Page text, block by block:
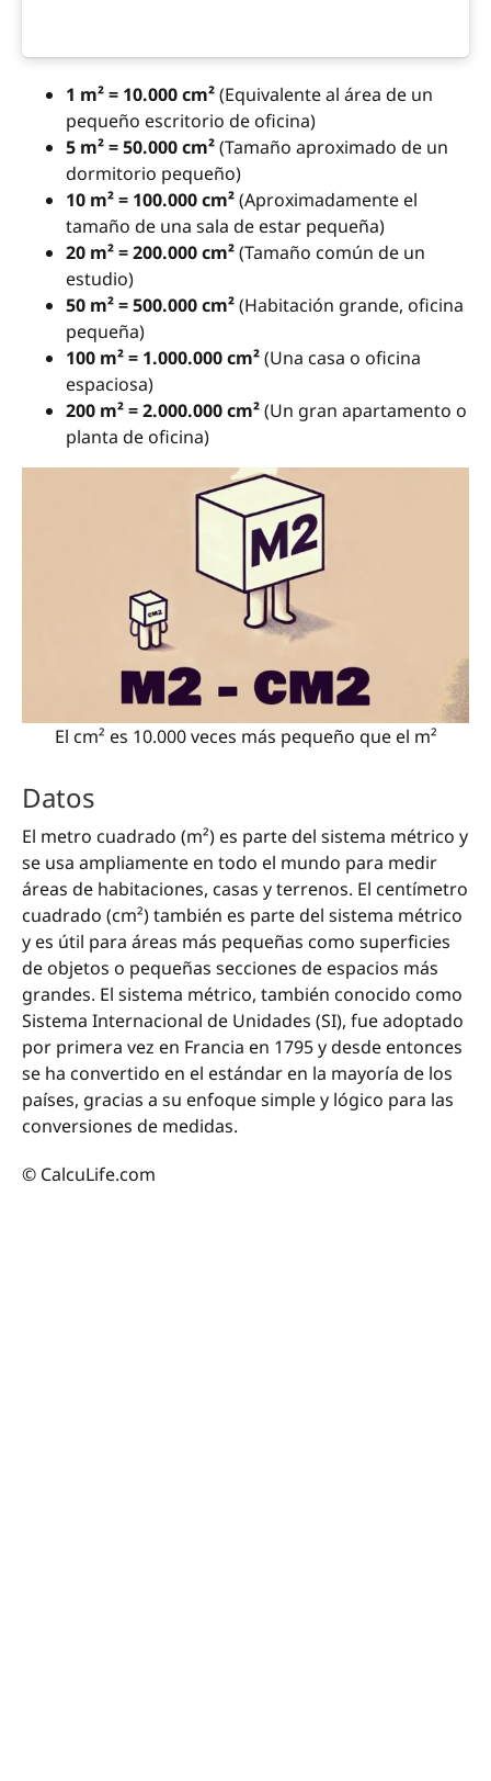
1 m² = 10.000 cm²(Equivalente al área de un
pequeño escritorio de oficina)
5 m² = 50.000 cm²(Tamaño aproximado de un
dormitorio pequeño)
10 m² = 100.000 cm²(Aproximadamente el
tamaño de una sala de estar pequeña)
20 m² = 200.000 cm²(Tamaño común de un
estudio)
50 m² = 500.000 cm²(Habitación grande, oficina
pequeña)
100 m² = 1.000.000 cm²(Una casa o oficina
espaciosa)
200 m² = 2.000.000 cm²(Un gran apartamento o
planta de oficina)
El cm² es 10.000 veces más pequeño que el m²
Datos
El metro cuadrado (m²) es parte del sistema métrico y
se usa ampliamente en todo el mundo para medir
áreas de habitaciones, casas y terrenos. El centímetro
cuadrado (cm²) también es parte del sistema métrico
y es útil para áreas más pequeñas como superficies
de objetos o pequeñas secciones de espacios más
grandes. El sistema métrico, también conocido como
Sistema Internacional de Unidades (SI), fue adoptado
por primera vez en Francia en 1795 y desde entonces
se ha convertido en el estándar en la mayoría de los
países, gracias a su enfoque simple y lógico para las
conversiones de medidas.
© CalcuLife.com